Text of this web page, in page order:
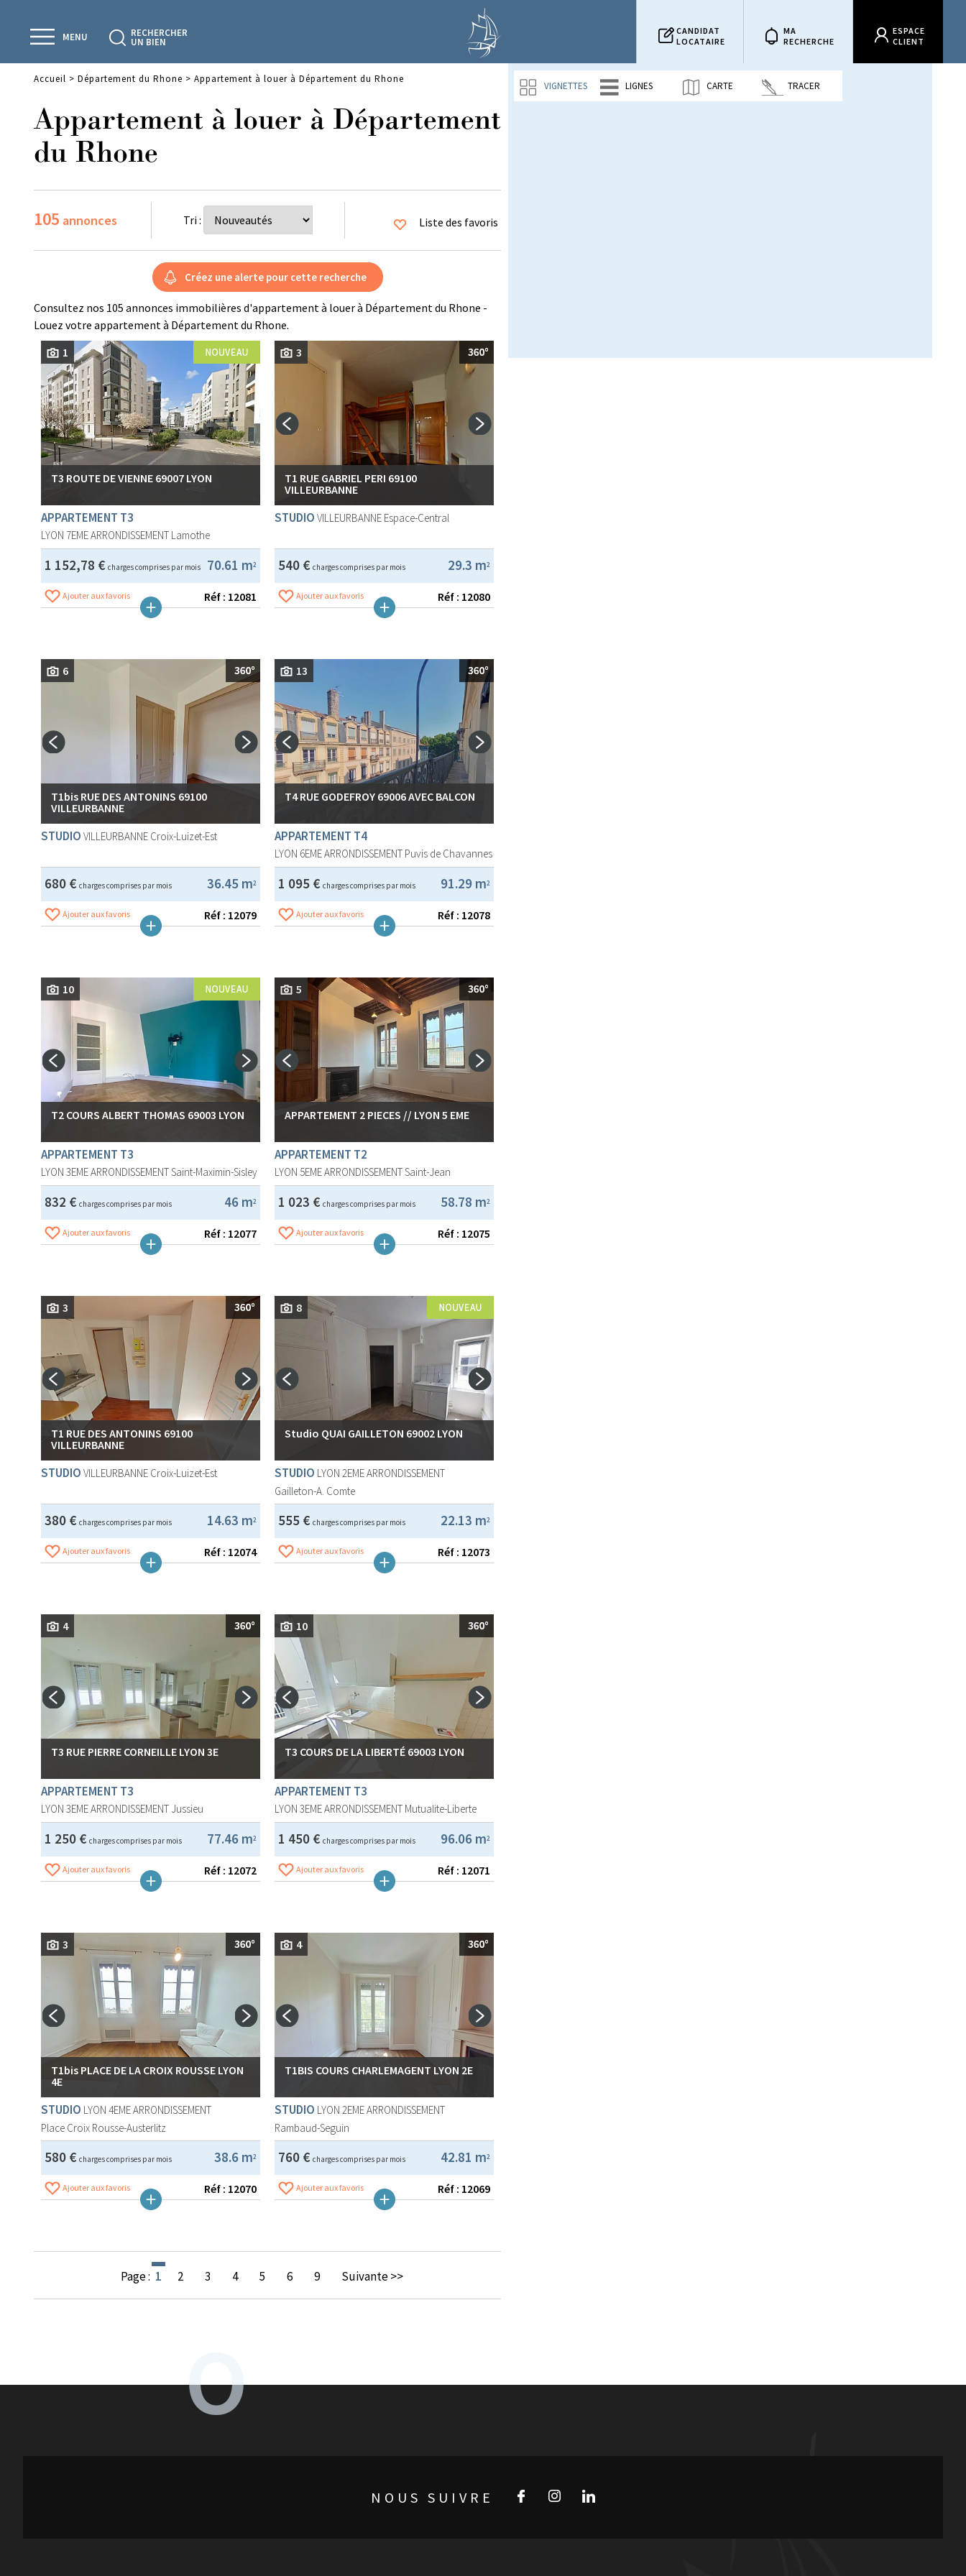
CANDIDAT
LOCATAIRE
MA
RECHERCHE
ESPACE
CLIENT
RECHERCHER
UN BIEN
MENU
VIGNETTES LIGNES CARTE TRACER
Accueil > Département du Rhone > Appartement à louer à Département du Rhone
Appartement à louer à Département
du Rhone
105 annonces Tri : Liste des favoris
Consultez nos 105 annonces immobilières d'appartement à louer à Département du Rhone -
Louez votre appartement à Département du Rhone.
1
T3 ROUTE DE VIENNE 69007 LYON
APPARTEMENT T3
LYON 7EME ARRONDISSEMENT Lamothe
70.61 m2
1 152,78 € charges comprises par mois
Ajouter aux favoris Réf : 12081
3
T1 RUE GABRIEL PERI 69100
VILLEURBANNE
STUDIO VILLEURBANNE Espace-Central
29.3 m2
540 € charges comprises par mois
Ajouter aux favoris Réf : 12080
6
T1bis RUE DES ANTONINS 69100
VILLEURBANNE
STUDIO VILLEURBANNE Croix-Luizet-Est
36.45 m2
680 € charges comprises par mois
Ajouter aux favoris Réf : 12079
13
T4 RUE GODEFROY 69006 AVEC BALCON
APPARTEMENT T4
LYON 6EME ARRONDISSEMENT Puvis de Chavannes
91.29 m2
1 095 € charges comprises par mois
Ajouter aux favoris Réf : 12078
10
T2 COURS ALBERT THOMAS 69003 LYON
APPARTEMENT T3
LYON 3EME ARRONDISSEMENTSaint-Maximin-Sisley
46 m2
832 € charges comprises par mois
Ajouter aux favoris Réf : 12077
5
APPARTEMENT 2 PIECES // LYON 5 EME
APPARTEMENT T2
LYON 5EME ARRONDISSEMENTSaint-Jean
58.78 m2
1 023 € charges comprises par mois
Ajouter aux favoris Réf : 12075
3
T1 RUE DES ANTONINS 69100
VILLEURBANNE
STUDIO VILLEURBANNE Croix-Luizet-Est
14.63 m2
380 € charges comprises par mois
Ajouter aux favoris Réf : 12074
8
Studio QUAI GAILLETON 69002 LYON
STUDIO LYON 2EME ARRONDISSEMENT
Gailleton-A. Comte
22.13 m2
555 € charges comprises par mois
Ajouter aux favoris Réf : 12073
4
T3 RUE PIERRE CORNEILLE LYON 3E
APPARTEMENT T3
LYON 3EME ARRONDISSEMENT Jussieu
77.46 m2
1 250 € charges comprises par mois
Ajouter aux favoris Réf : 12072
10
T3 COURS DE LA LIBERTÉ 69003 LYON
APPARTEMENT T3
LYON 3EME ARRONDISSEMENT Mutualite-Liberte
96.06 m2
1 450 € charges comprises par mois
Ajouter aux favoris Réf : 12071
3
T1bis PLACE DE LA CROIX ROUSSE LYON
4E
STUDIO LYON 4EME ARRONDISSEMENT
Place Croix Rousse-Austerlitz
38.6 m2
580 € charges comprises par mois
Ajouter aux favoris Réf : 12070
4
T1BIS COURS CHARLEMAGENT LYON 2E
STUDIO LYON 2EME ARRONDISSEMENT
Rambaud-Seguin
42.81 m2
760 € charges comprises par mois
Ajouter aux favoris Réf : 12069
Page : 1 2 3 4 5 6 9 Suivante >>
NOUS SUIVRE